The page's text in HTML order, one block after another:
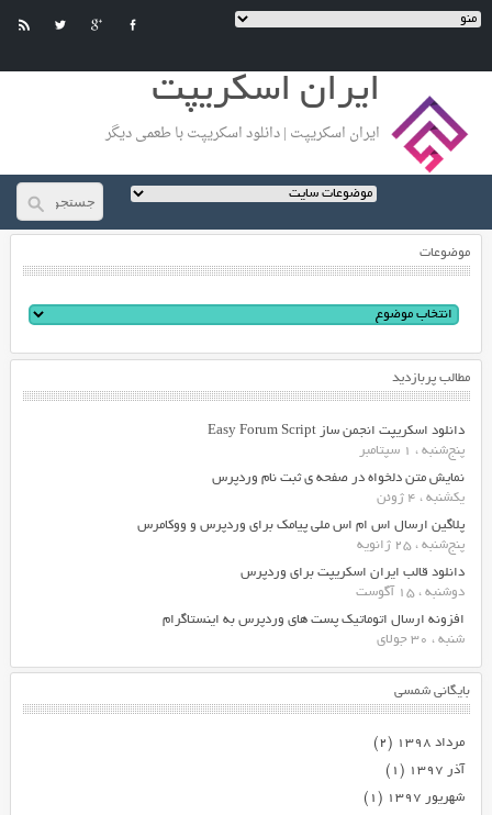
ایران اسکریپت
ایران اسکریپت | دانلود اسکریپت با طعمی دیگر
موضوعات
مطالب پربازدید
دانلود اسکریپت انجمن ساز Easy Forum Script
پنج‌شنبه ، 1 سپتامبر
نمایش متن دلخواه در صفحه ی ثبت نام وردپرس
یکشنبه ، 4 ژوئن
پلاگین ارسال اس ام اس ملی پیامک برای وردپرس و ووکامرس
پنج‌شنبه ، 25 ژانویه
دانلود قالب ایران اسکریپت برای وردپرس
دوشنبه ، 15 آگوست
افزونه ارسال اتوماتیک پست های وردپرس به اینستاگرام
شنبه ، 30 جولای
بایگانی شمسی
مرداد ۱۳۹۸
(۲)
آذر ۱۳۹۷
(۱)
شهریور ۱۳۹۷
(۱)